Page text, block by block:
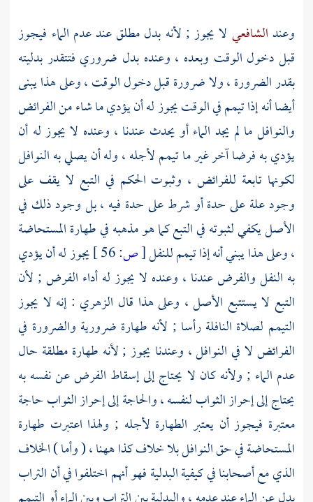
وعندالشافعي لا يجوز ; لأنه بدل مطلق عند عدم الماء فيجوز
قبل دخول الوقت وبعده ، وعنده بدل ضروري فتتقدر بدليته
بقدر الضرورة ، ولا ضرورة قبل دخول الوقت ، وعلى هذا يبنى
أيضا أنه إذا تيمم في الوقت يجوز له أن يؤدي ما شاء من الفرائض
والنوافل ما لم يجد الماء أو يحدث عندنا ، وعنده لا يجوز له أن
يؤدي به فرضا آخر غير ما تيمم لأجله ، وله أن يصلي به النوافل
لكونها تابعة للفرائض ، وثبوت الحكم في التبع لا يقف على
وجود علة على حدة أو شرط على حدة فيه ، بل وجود ذلك في
الأصل يكفي لثبوته في التبع كما هو مذهبه في طهارة المستحاضة
، وعلى هذا يبني أنه إذا تيمم للنفل[ص:
يجوز له أن يؤدي
به النفل والفرض عندنا ، وعنده لا يجوز له أداء الفرض ; لأن
التبع لا يستتبع الأصل ، وعلى هذا قال الزهري : إنه لا يجوز
التيمم لصلاة النافلة رأسا ; لأنه طهارة ضرورية والضرورة في
الفرائض لا في النوافل ، وعندنا يجوز ; لأنه طهارة مطلقة حال
عدم الماء ; ولأنه كان لا يحتاج إلى إسقاط الفرض عن نفسه به
يحتاج إلى إحراز الثواب لنفسه ، والحاجة إلى إحراز الثواب حاجة
معتبرة فيجوز أن يعتبر الطهارة لأجله ; ولهذا اعتبرت طهارة
المستحاضة في حق النوافل بلا خلاف كذا ههنا ، ( وأما ) الخلاف
الذي مع أصحابنا في كيفية البدلية فهو أنهم اختلفوا في أن التراب